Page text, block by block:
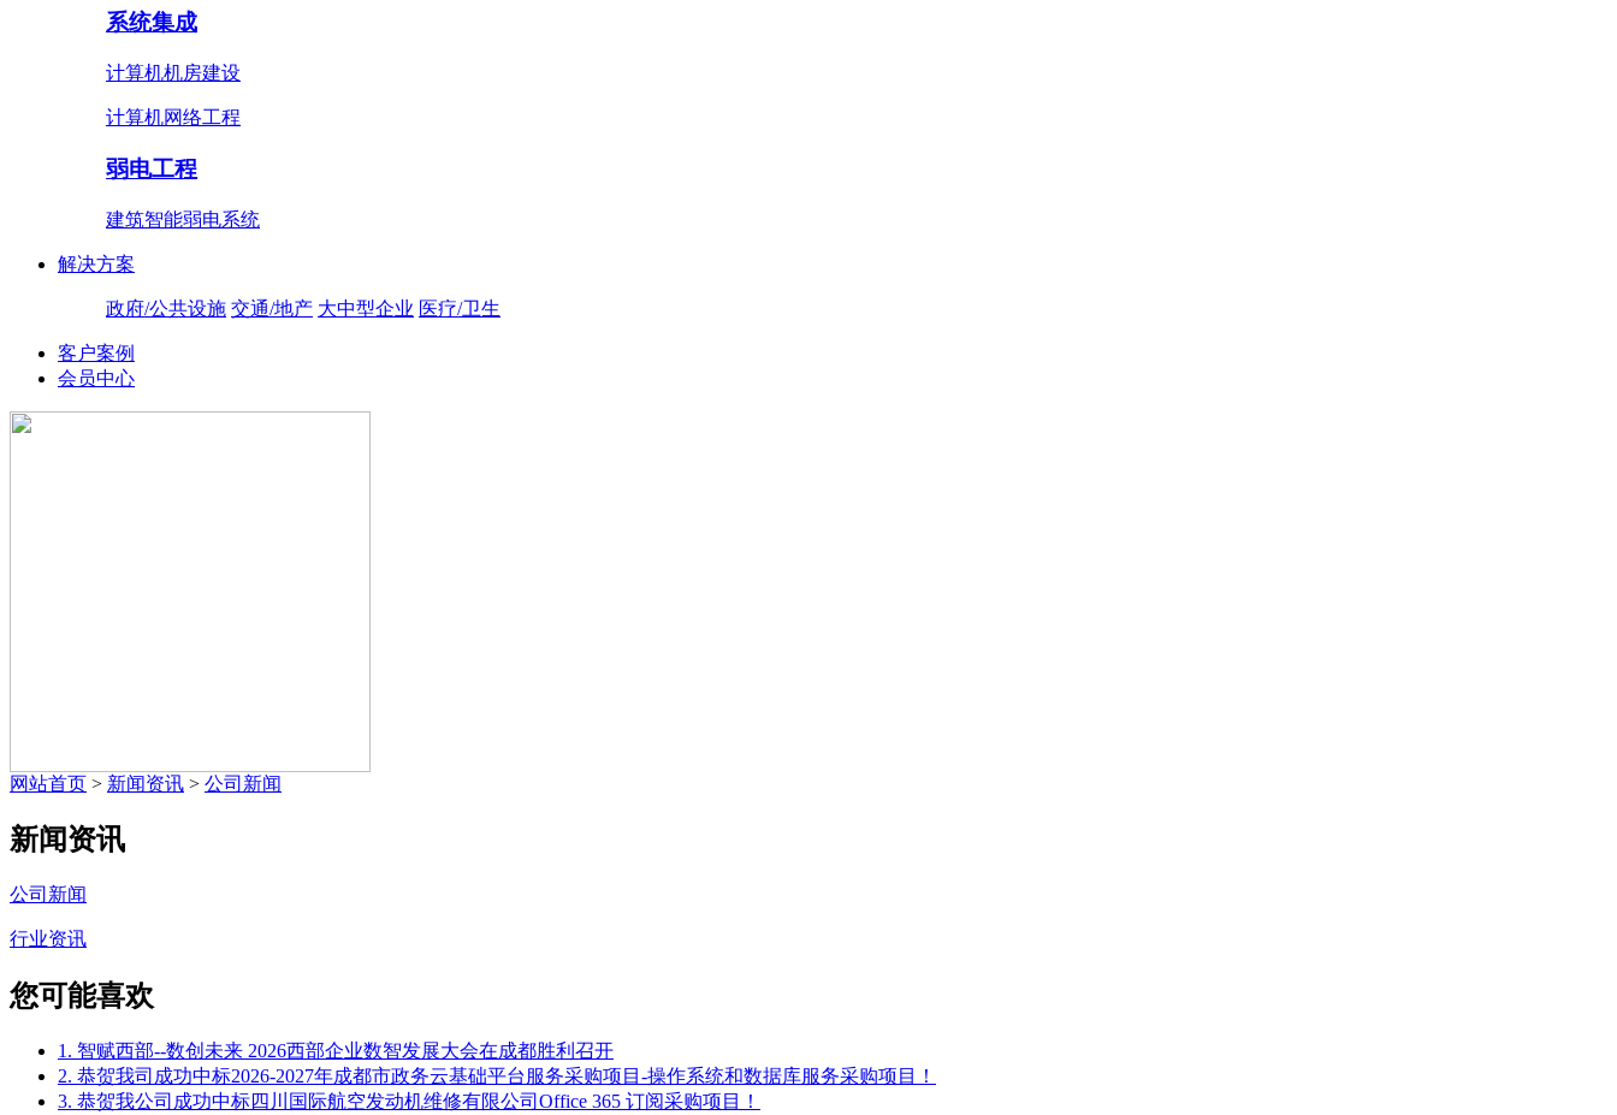
系统集成
计算机机房建设
计算机网络工程
弱电工程
建筑智能弱电系统
解决方案
政府/公共设施 交通/地产 大中型企业 医疗/卫生
客户案例
会员中心
网站首页 > 新闻资讯 > 公司新闻
新闻资讯
公司新闻
行业资讯
您可能喜欢
1. 智赋西部--数创未来 2026西部企业数智发展大会在成都胜利召开
2. 恭贺我司成功中标2026-2027年成都市政务云基础平台服务采购项目-操作系统和数据库服务采购项目！
3. 恭贺我公司成功中标四川国际航空发动机维修有限公司Office 365 订阅采购项目！